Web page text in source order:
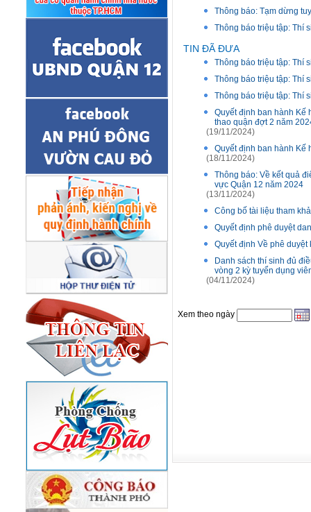
Thông báo: Tạm dừng
Thông báo triệu tập: Thí
TIN ĐÃ ĐƯA
Thông báo triệu tập: Thí
Thông báo triệu tập: Thí
Thông báo triệu tập: Thí
Quyết định ban hành Kế
thao quận đợt 2 năm
(19/11/2024)
Quyết định ban hành Kế
(18/11/2024)
Thông báo: Về kết quả
vực Quận 12 năm 2024
(13/11/2024)
Công bố tài liệu tham
Quyết định phê duyệt
Quyết định Về phê
Danh sách thí sinh đủ
vòng 2 kỳ tuyển dụng
(04/11/2024)
Xem theo ngày